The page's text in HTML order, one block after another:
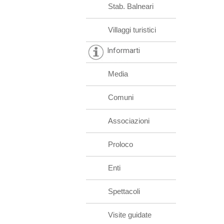
Stab. Balneari
Villaggi turistici
Informarti
Media
Comuni
Associazioni
Proloco
Enti
Spettacoli
Visite guidate